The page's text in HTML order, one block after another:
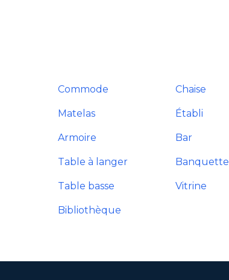
Commode Chaise
Matelas Établi
Armoire Bar
Table à langer Banquette
Table basse Vitrine
Bibliothèque